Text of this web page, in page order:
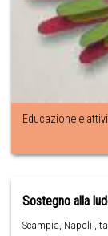
Educazione e
Sostegno alla
Scampia, Napoli